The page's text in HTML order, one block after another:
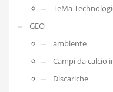
TeMa
GEO
ambiente
Campi da calcio
Discariche